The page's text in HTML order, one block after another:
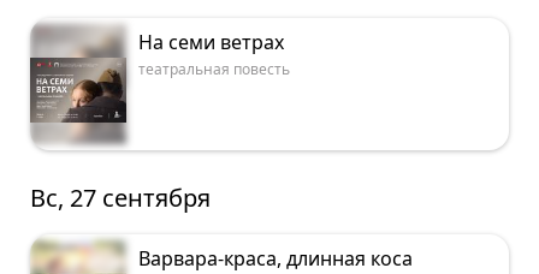
На семи ветрах
театральная повесть
Вс, 27 сентября
Варвара-краса, длинная коса